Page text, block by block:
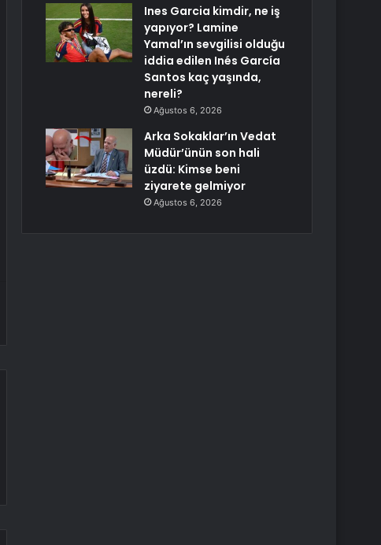
Ines Garcia kimdir, ne iş
yapıyor? Lamine
Yamal’ın sevgilisi olduğu
iddia edilen Inés García
Santos kaç yaşında,
nereli?
Ağustos 6, 2026
Arka Sokaklar’ın Vedat
Müdür’ünün son hali
üzdü: Kimse beni
ziyarete gelmiyor
Ağustos 6, 2026